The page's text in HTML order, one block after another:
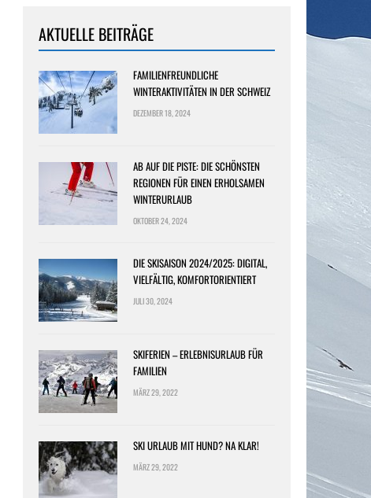
AKTUELLE BEITRÄGE
FAMILIENFREUNDLICHE
WINTERAKTIVITÄTEN IN DER SCHWEIZ
DEZEMBER 18, 2024
AB AUF DIE PISTE: DIE SCHÖNSTEN
REGIONEN FÜR EINEN ERHOLSAMEN
WINTERURLAUB
OKTOBER 24, 2024
DIE SKISAISON 2024/2025: DIGITAL,
VIELFÄLTIG, KOMFORTORIENTIERT
JULI 30, 2024
SKIFERIEN – ERLEBNISURLAUB FÜR
FAMILIEN
MÄRZ 29, 2022
SKI URLAUB MIT HUND? NA KLAR!
MÄRZ 29, 2022